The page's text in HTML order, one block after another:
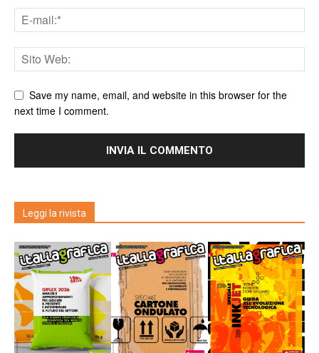
Save my name, email, and website in this browser for the
next time I comment.
Leggi la rivista